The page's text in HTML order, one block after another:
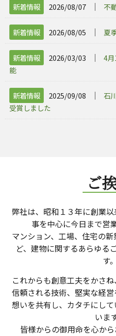
新着情報 2026/08/07 │ 不
新着情報 2026/08/05 │ 夏
新着情報 2026/03/03 │
4
能
新着情報 2025/09/08 │
石
受賞しました
ご
弊社は、昭和１３年に創業
事を中心に今日まで営
マンション、工場、住宅の
ど、建物に関するあらゆる
す。
これからも創意工夫をかさ
信頼される技術、堅実な経
想いを共有し、カタチにし
いま
皆様からの御用命を心から